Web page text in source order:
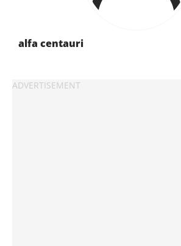
alfa centauri